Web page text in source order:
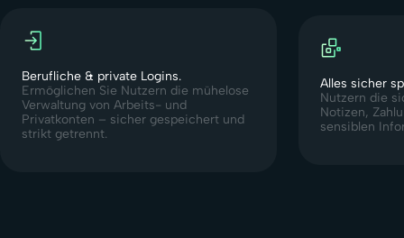
Berufliche & private Logins.
Ermöglichen Sie Nutzern die mühelose
Verwaltung von Arbeits- und
Privatkonten – sicher gespeichert und
strikt getrennt.
Alles sicher
Nutzern die
Notizen,
sensiblen